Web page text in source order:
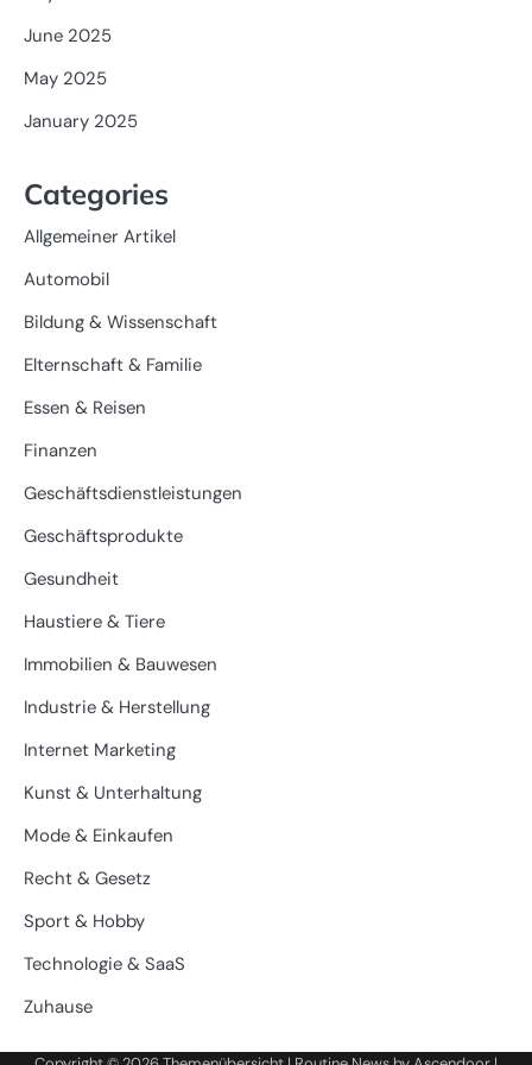
June 2025
May 2025
January 2025
Categories
Allgemeiner Artikel
Automobil
Bildung & Wissenschaft
Elternschaft & Familie
Essen & Reisen
Finanzen
Geschäftsdienstleistungen
Geschäftsprodukte
Gesundheit
Haustiere & Tiere
Immobilien & Bauwesen
Industrie & Herstellung
Internet Marketing
Kunst & Unterhaltung
Mode & Einkaufen
Recht & Gesetz
Sport & Hobby
Technologie & SaaS
Zuhause